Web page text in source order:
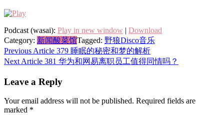
Podcast (wasai): Play in new window | Download
Category: 新闻酸菜馆Tagged: 野狼Disco音乐
Post
navigation
Previous Article 379 睡眠的秘密和梦的解析
Next Article 381 华为和网易离职员工值得同情吗？
Leave a Reply
Your email address will not be published. Required fields are
marked *